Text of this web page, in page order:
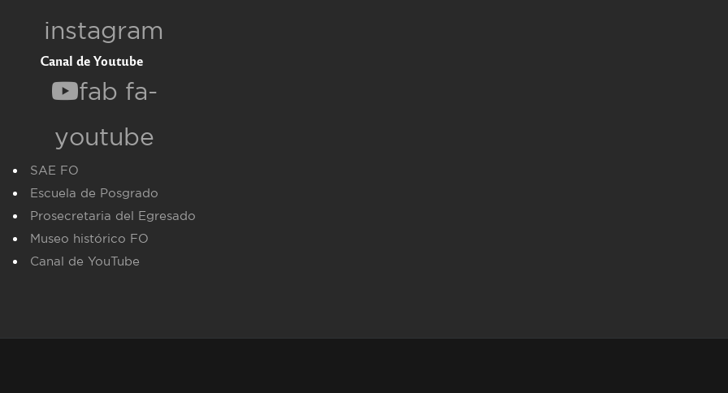
instagram
Canal de Youtube
fab fa-
youtube
SAE FO
Escuela de Posgrado
Prosecretaria del Egresado
Museo histórico FO
Canal de YouTube